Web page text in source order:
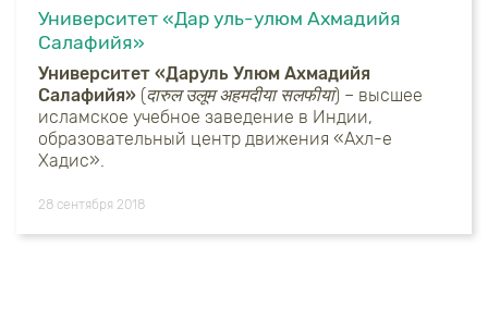
Университет «Дар уль-улюм Ахмадийя
Салафийя»
Университет «Даруль Улюм Ахмадийя
Салафийя» (दारुल उलूम अहमदीया सलफीया) – высшее
исламское учебное заведение в Индии,
образовательный центр движения «Ахл-е
Хадис».
28 сентября 2018